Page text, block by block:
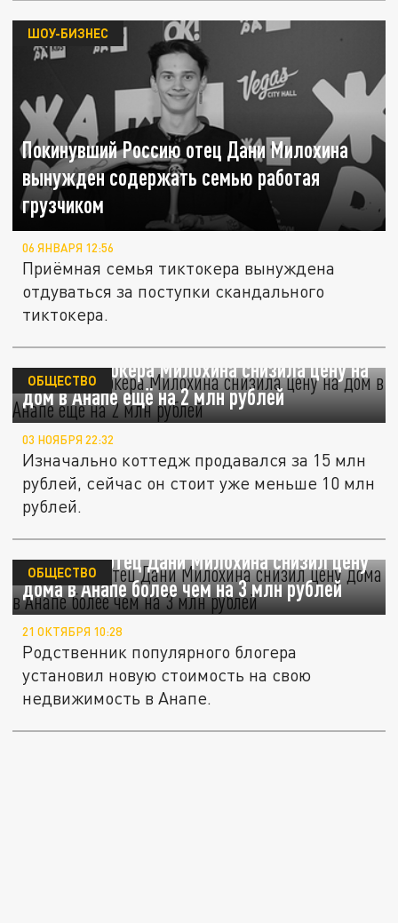
Покинувший Россию отец Дани Милохина
вынужден содержать семью работая
грузчиком
ШОУ-БИЗНЕС
06 ЯНВАРЯ 12:56
Приёмная семья тиктокера вынуждена
отдуваться за поступки скандального
тиктокера.
Семья тиктокера Милохина снизила цену на
дом в Анапе ещё на 2 млн рублей
ОБЩЕСТВО
03 НОЯБРЯ 22:32
Изначально коттедж продавался за 15 млн
рублей, сейчас он стоит уже меньше 10 млн
рублей.
Приёмный отец Дани Милохина снизил цену
дома в Анапе более чем на 3 млн рублей
ОБЩЕСТВО
21 ОКТЯБРЯ 10:28
Родственник популярного блогера
установил новую стоимость на свою
недвижимость в Анапе.